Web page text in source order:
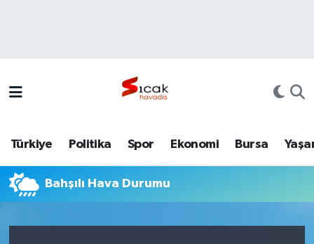
Türkiye Politika Spor Ekonomi Bursa
Bahşılı Hava Durumu